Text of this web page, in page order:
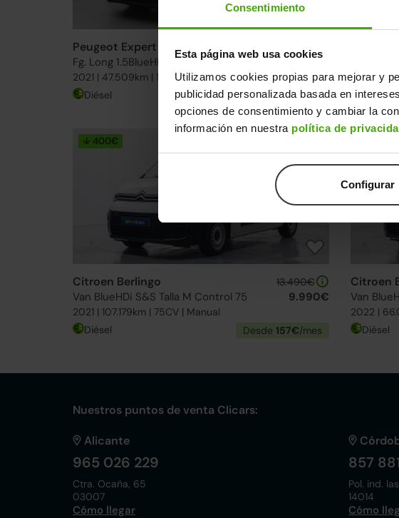
Consentimiento
Esta página web usa cookies
Utilizamos cookies propias para mejorar y
publicidad personalizada basada en
opciones de consentimiento y cambiar la
información en nuestra política de
Configurar
Peugeot Expert
Fg. Long 1.5BlueHDi S&S Premium 100
2021 | 47.509km | 100CV | Manual
20.490€
16.390€
Diésel Desde253€ /mes
2022 |
Diésel
↓ 400€
Citroen Berlingo
Van BlueHDi S&S Talla M Control 75
2021 | 107.179km | 75CV | Manual
13.490€
9.990€
Diésel Desde 157€/mes
Citroen
Van
2022 |
Diésel
Nuestros puntos de venta Clicars:
Alicante
965 026 229
Ctra. Ocaña, 65
03007
Cómo llegar
857
Pol. ind.
14014
Cómo